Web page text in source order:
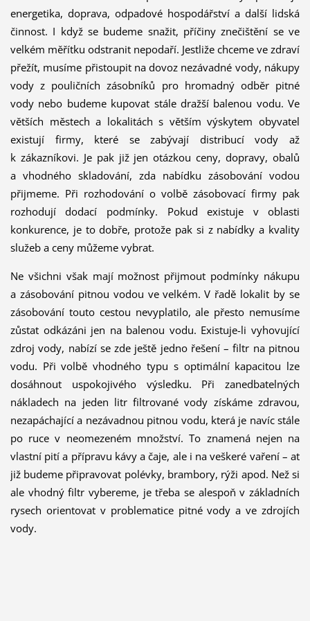
energetika, doprava, odpadové hospodářství a další lidská
činnost. I když se budeme snažit, příčiny znečištění se ve
velkém měřítku odstranit nepodaří. Jestliže chceme ve zdraví
přežít, musíme přistoupit na dovoz nezávadné vody, nákupy
vody z pouličních zásobníků pro hromadný odběr pitné
vody nebo budeme kupovat stále dražší balenou vodu. Ve
větších městech a lokalitách s větším výskytem obyvatel
existují firmy, které se zabývají distribucí vody až
k zákazníkovi. Je pak již jen otázkou ceny, dopravy, obalů
a vhodného skladování, zda nabídku zásobování vodou
přijmeme. Při rozhodování o volbě zásobovací firmy pak
rozhodují dodací podmínky. Pokud existuje v oblasti
konkurence, je to dobře, protože pak si z nabídky a kvality
služeb a ceny můžeme vybrat.
Ne všichni však mají možnost přijmout podmínky nákupu
a zásobování pitnou vodou ve velkém. V řadě lokalit by se
zásobování touto cestou nevyplatilo, ale přesto nemusíme
zůstat odkázáni jen na balenou vodu. Existuje-li vyhovující
zdroj vody, nabízí se zde ještě jedno řešení – filtr na pitnou
vodu. Při volbě vhodného typu s optimální kapacitou lze
dosáhnout uspokojivého výsledku. Při zanedbatelných
nákladech na jeden litr filtrované vody získáme zdravou,
nezapáchající a nezávadnou pitnou vodu, která je navíc stále
po ruce v neomezeném množství. To znamená nejen na
vlastní pití a přípravu kávy a čaje, ale i na veškeré vaření – ať
již budeme připravovat polévky, brambory, rýži apod. Než si
ale vhodný filtr vybereme, je třeba se alespoň v základních
rysech orientovat v problematice pitné vody a ve zdrojích
vody.